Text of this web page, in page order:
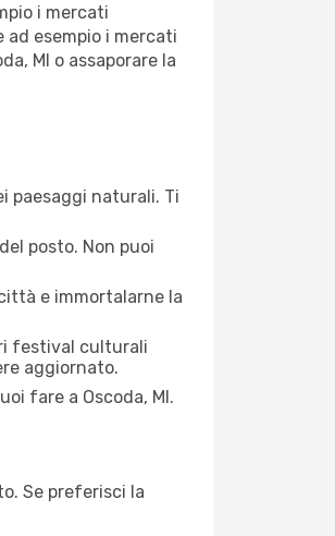
i mercati
esempio i mercati
MI o assaporare la
paesaggi naturali. Ti
posto. Non puoi
e immortalarne la
festival culturali
aggiornato.
fare a Oscoda, MI.
Se preferisci la